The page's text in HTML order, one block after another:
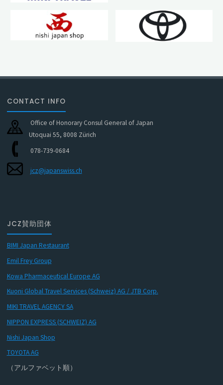
CONTACT INFO
Office of Honorary Consul General of Japan
Utoquai 55, 8008 Zürich
078-739-0684
jcz@japanswiss.ch
JCZ賛助団体
BIMI Japan Restaurant
Emil Frey Group
Kowa Pharmaceutical Europe AG
Kuoni Global Travel Services (Schweiz) AG / JTB Corp.
MIKI TRAVEL AGENCY SA
NIPPON EXPRESS (SCHWEIZ) AG
Nishi Japan Shop
TOYOTA AG
（アルファベット順）